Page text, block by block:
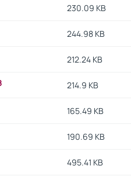
230.09 KB
244.98 KB
212.24 KB
214.9 KB
165.49 KB
190.69 KB
495.41 KB